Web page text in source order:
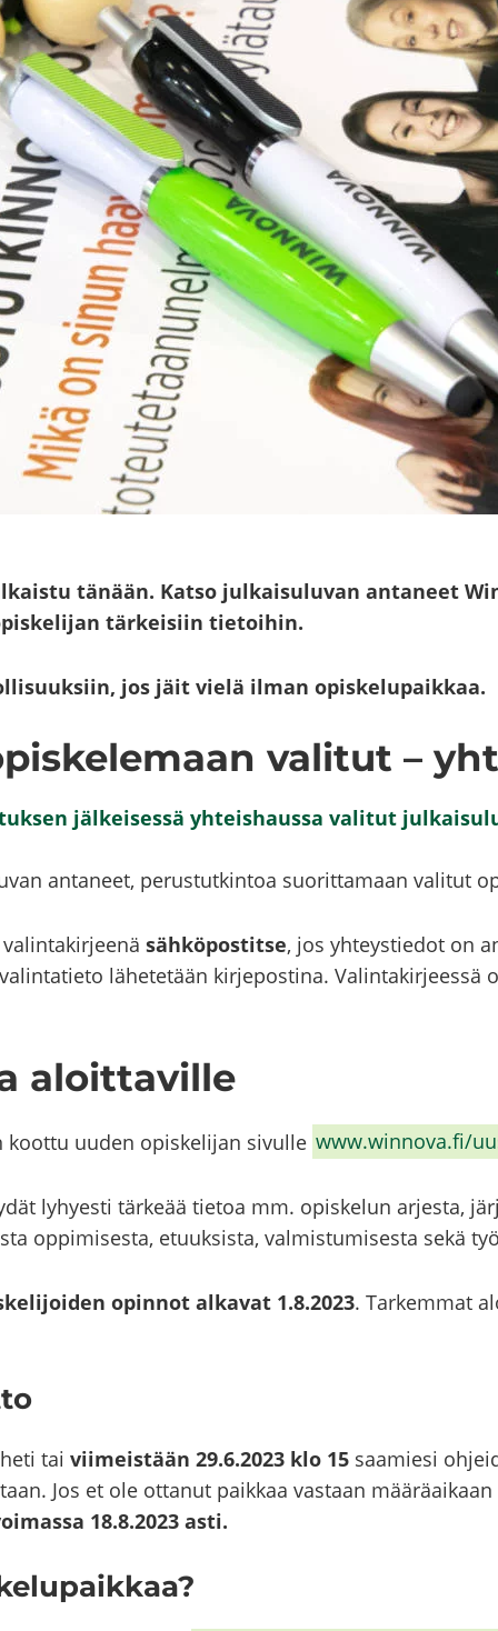
tä­nään. Katso jul­kai­su­lu­van an­ta­neet
tär­kei­siin tie­toi­hin.
jos jäit vielä ilman opis­ke­lu­paik­kaa.
va­li­tut –
jäl­kei­ses­sä yh­teis­haus­sa va­li­tut
an­ta­neet, pe­rus­tut­kin­toa suo­rit­ta­maan va­li­tut
säh­kö­pos­tit­se, jos yh­teys­tie­dot on
lä­he­te­tään kir­je­pos­ti­na. Va­lin­ta­kir­jees­sä
aloit­ta­vil­le
koot­tu uuden opis­ke­li­jan si­vul­le www.winnova.fi/
ly­hyes­ti tär­ke­ää tie­toa mm. opis­ke­lun ar­jes­ta,
op­pi­mi­ses­ta, etuuk­sis­ta, val­mis­tu­mi­ses­ta sekä
opin­not al­ka­vat 1.8.2023. Tar­kem­mat
tai vii­meis­tään 29.6.2023 klo 15 saa­mie­si
Jos et ole ot­ta­nut paik­kaa vas­taan
18.8.2023 asti.